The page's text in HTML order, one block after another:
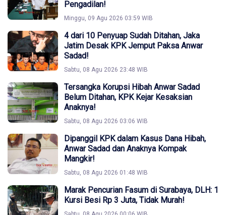
Pengadilan!
Minggu, 09 Agu 2026 03:59 WIB
4 dari 10 Penyuap Sudah Ditahan, Jaka
Jatim Desak KPK Jemput Paksa Anwar
Sadad!
Sabtu, 08 Agu 2026 23:48 WIB
Tersangka Korupsi Hibah Anwar Sadad
Belum Ditahan, KPK Kejar Kesaksian
Anaknya!
Sabtu, 08 Agu 2026 03:06 WIB
Dipanggil KPK dalam Kasus Dana Hibah,
Anwar Sadad dan Anaknya Kompak
Mangkir!
Sabtu, 08 Agu 2026 01:48 WIB
Marak Pencurian Fasum di Surabaya, DLH: 1
Kursi Besi Rp 3 Juta, Tidak Murah!